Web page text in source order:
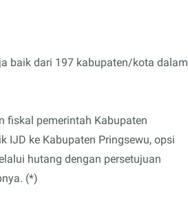
baik dari 197 kabupaten/kota dalam
fiskal pemerintah Kabupaten
IJD ke Kabupaten Pringsewu, opsi
hutang dengan persetujuan
(*)